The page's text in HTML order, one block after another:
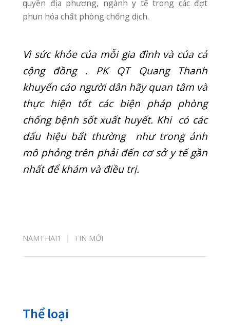
KỸ THUẬT NEWS NGOẠI KHOA
SỨC KHỎE THƯỞNG THỨC
TAI MŨI HỌNG
TUYỂN DỤNG UNCATEGORIZED
UNG THƯ Y HỌC CỔ TRUYỀN
VỤ 7 NGÀY/TUẦN
20/07/2026
08/07/2026